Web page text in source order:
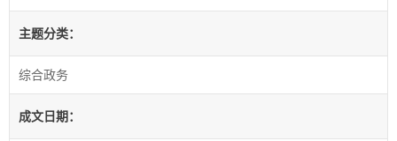
主题分类：
综合政务
成文日期：